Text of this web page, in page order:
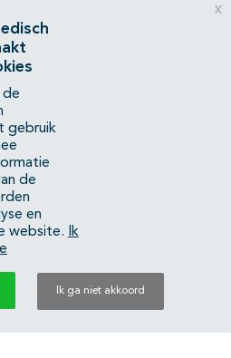
40483480
de
gebruik
de
en
website.
Ik
Ik ga niet akkoord
x